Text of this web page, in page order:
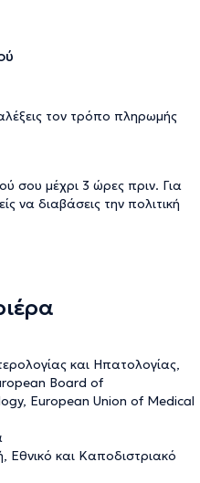
τον τρόπο πληρωμής
σου μέχρι 3 ώρες πριν. Για
να διαβάσεις την πολιτική
και Ηπατολογίας,
Board of
European Union of Medical
Εθνικό και Καποδιστριακό